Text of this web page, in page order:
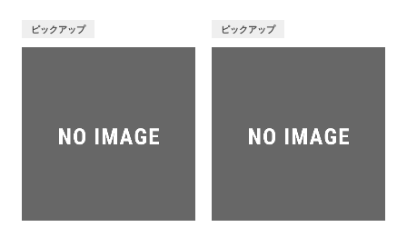
ピックアップ ピックアップ